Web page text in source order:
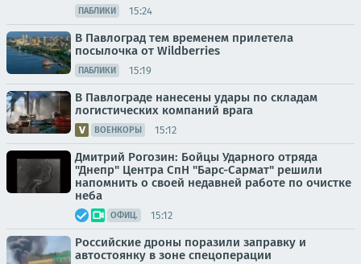
ПАБЛИКИ 15:24
В Павлоград тем временем прилетела
посылочка от Wildberries
ПАБЛИКИ 15:19
В Павлограде нанесены удары по складам
логистических компаний врага
ВОЕНКОРЫ 15:12
Дмитрий Рогозин: Бойцы Ударного отряда
"Днепр" Центра СпН "Барс-Сармат" решили
напомнить о своей недавней работе по очистке
неба
ОФИЦ. 15:12
Российские дроны поразили заправку и
автостоянку в зоне спецоперации